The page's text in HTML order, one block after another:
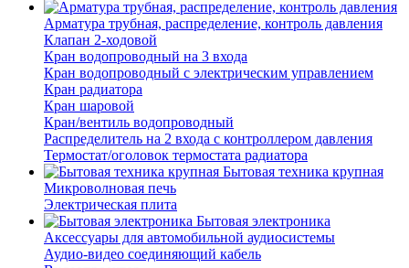
Арматура трубная, распределение, контроль давления
Клапан 2-ходовой
Кран водопроводный на 3 входа
Кран водопроводный с электрическим управлением
Кран радиатора
Кран шаровой
Кран/вентиль водопроводный
Распределитель на 2 входа с контроллером давления
Термостат/оголовок термостата радиатора
Бытовая техника крупная
Микроволновая печь
Электрическая плита
Бытовая электроника
Аксессуары для автомобильной аудиосистемы
Аудио-видео соединяющий кабель